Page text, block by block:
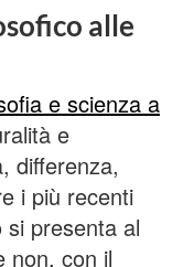
alle
e scienza a
e
differenza,
i più recenti
si presenta al
non, con il